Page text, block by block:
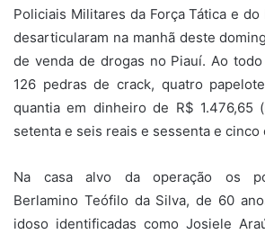
Policiais Militares da Força Tática e
desarticularam na manhã deste
de venda de drogas no Piauí. Ao
126 pedras de crack, quatro
quantia em dinheiro de R$ 1.476,65
setenta e seis reais e sessenta e cinco
Na casa alvo da operação os
Berlamino Teófilo da Silva, de 60
idoso identificadas como Josiele